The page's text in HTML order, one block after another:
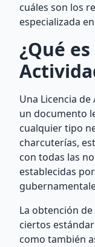
cuáles son los
especializada
¿Qué
Una Licencia
un documento
cualquier tipo
charcuterías,
con todas las
establecidas
La obtención
ciertos
como también